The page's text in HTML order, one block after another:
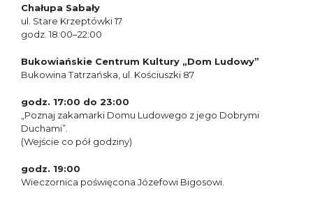
Chałupa Sabały
ul. Stare Krzeptówki 17
godz. 18:00–22:00
Bukowiańskie Centrum Kultury „Dom Ludowy”
Bukowina Tatrzańska, ul. Kościuszki 87
godz. 17:00 do 23:00
„Poznaj zakamarki Domu Ludowego z jego Dobrymi
Duchami”.
(Wejście co pół godziny)
godz. 19:00
Wieczornica poświęcona Józefowi Bigosowi.